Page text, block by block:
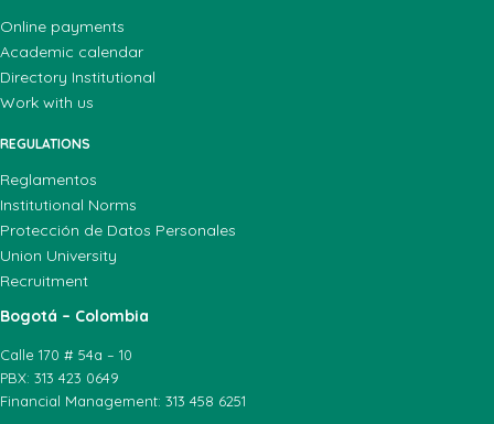
Online payments
Academic calendar
Directory Institutional
Work with us
REGULATIONS
Reglamentos
Institutional Norms
Protección de Datos Personales
Union University
Recruitment
Bogotá – Colombia
Calle 170 # 54a – 10
PBX: 313 423 0649
Financial Management: 313 458 6251